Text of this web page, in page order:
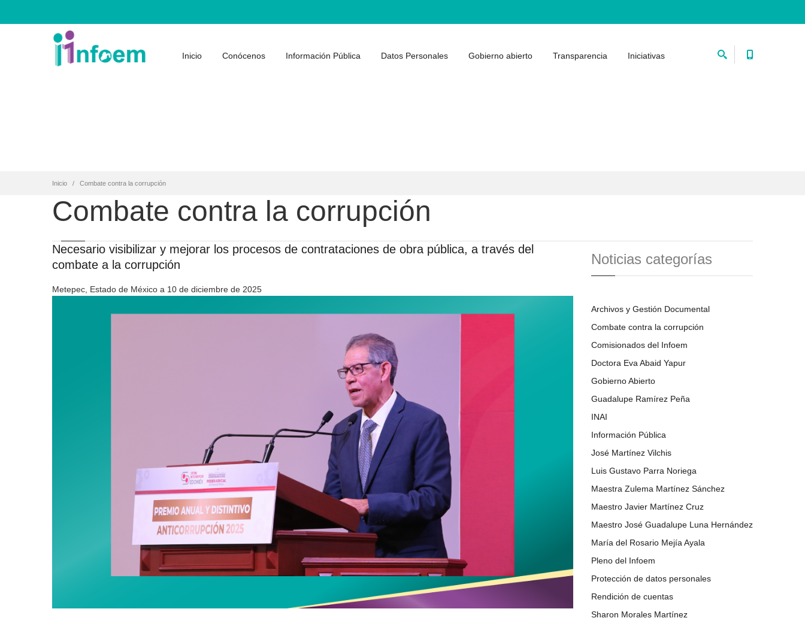
Inicio Conócenos Información Pública Datos Personales Gobierno abierto Transparencia Iniciativas
Inicio Combate contra la corrupción
Combate contra la corrupción
Necesario visibilizar y mejorar los procesos de contrataciones de obra pública, a través del
combate a la corrupción
Metepec, Estado de México a 10 de diciembre de 2025
Noticias categorías
Archivos y Gestión Documental
Combate contra la corrupción
Comisionados del Infoem
Doctora Eva Abaid Yapur
Gobierno Abierto
Guadalupe Ramírez Peña
INAI
Información Pública
José Martínez Vilchis
Luis Gustavo Parra Noriega
Maestra Zulema Martínez Sánchez
Maestro Javier Martínez Cruz
Maestro José Guadalupe Luna Hernández
María del Rosario Mejía Ayala
Pleno del Infoem
Protección de datos personales
Rendición de cuentas
Sharon Morales Martínez